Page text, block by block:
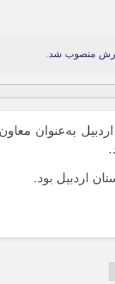
منصوب شد.
به‌عنوان
اردبیل بود.